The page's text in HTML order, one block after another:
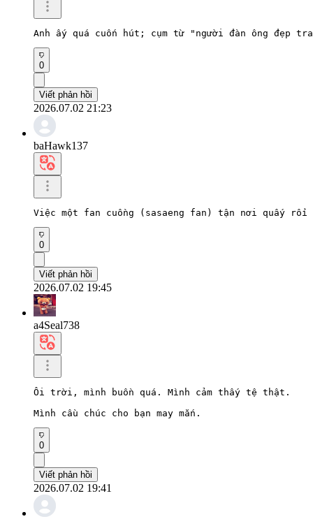
Anh ấy quá cuốn hút; cụm từ "người đàn ông
0
Viết phản hồi
2026.07.02 21:23
baHawk137
Việc một fan cuồng (sasaeng fan) tận nơi quấy
0
Viết phản hồi
2026.07.02 19:45
a4Seal738
Ôi trời, mình buồn quá. Mình cảm thấy tệ thật.
Mình cầu chúc cho bạn may mắn.
0
Viết phản hồi
2026.07.02 19:41